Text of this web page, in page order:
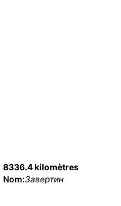
8336.4 kilomètres
Nom:Завертин